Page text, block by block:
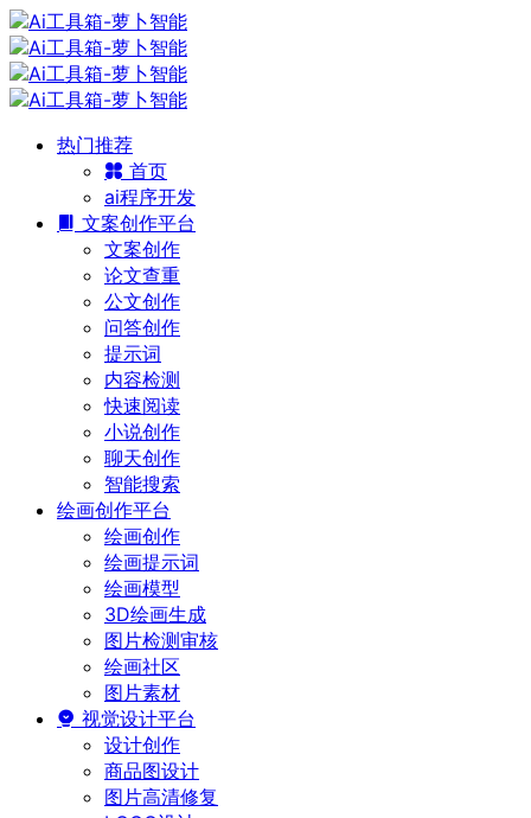
热门推荐
首页
ai程序开发
文案创作平台
文案创作
论文查重
公文创作
问答创作
提示词
内容检测
快速阅读
小说创作
聊天创作
智能搜索
绘画创作平台
绘画创作
绘画提示词
绘画模型
3D绘画生成
图片检测审核
绘画社区
图片素材
视觉设计平台
设计创作
商品图设计
图片高清修复